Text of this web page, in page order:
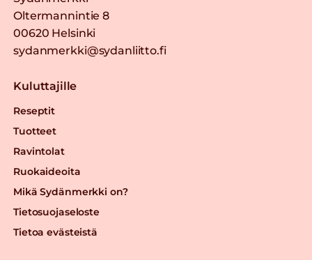
Oltermannintie 8
00620 Helsinki
sydanmerkki@sydanliitto.fi
Kuluttajille
Reseptit
Tuotteet
Ravintolat
Ruokaideoita
Mikä Sydänmerkki on?
Tietosuojaseloste
Tietoa evästeistä